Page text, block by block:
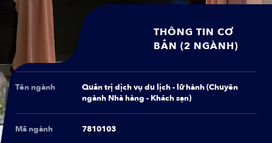
THÔNG TIN CƠ
BẢN (2 NGÀNH)
Tên ngành
Quản trị dịch vụ du lịch - lữ hành (Chuyên
ngành Nhà hàng - Khách sạn)
Mã ngành 7810103